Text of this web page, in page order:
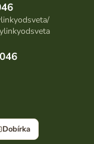
Dobírka